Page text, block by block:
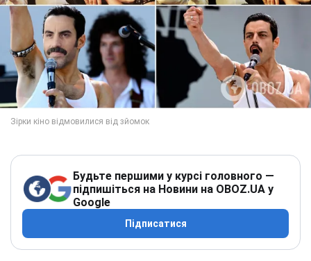
Будьте першими у курсі головного —
підпишіться на Новини на OBOZ.UA у
Google
Підписатися